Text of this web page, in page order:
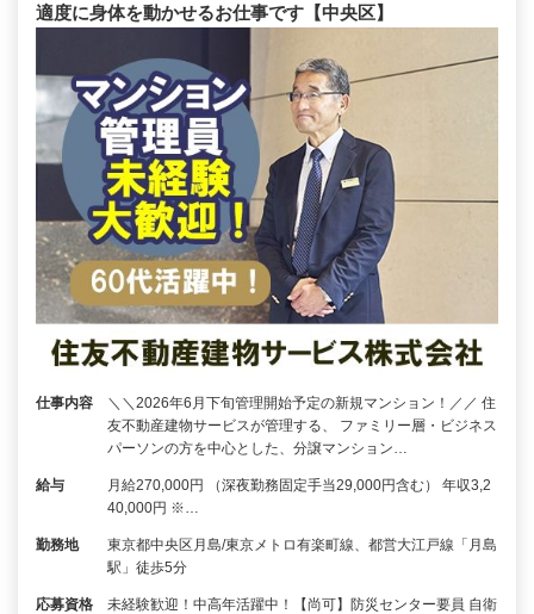
適度に身体を動かせるお仕事です【中央区】
仕事内容
＼＼2026年6月下旬管理開始予定の新規マンション！／／ 住
友不動産建物サービスが管理する、 ファミリー層・ビジネス
パーソンの方を中心とした、分譲マンション…
給与
月給270,000円 （深夜勤務固定手当29,000円含む） 年収3,2
40,000円 ※…
勤務地
東京都中央区月島/東京メトロ有楽町線、都営大江戸線「月島
駅」徒歩5分
応募資格
未経験歓迎！中高年活躍中！【尚可】防災センター要員 自衛